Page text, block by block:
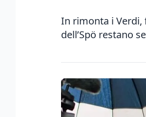
In rimonta i Verdi,
dell’Spö restano